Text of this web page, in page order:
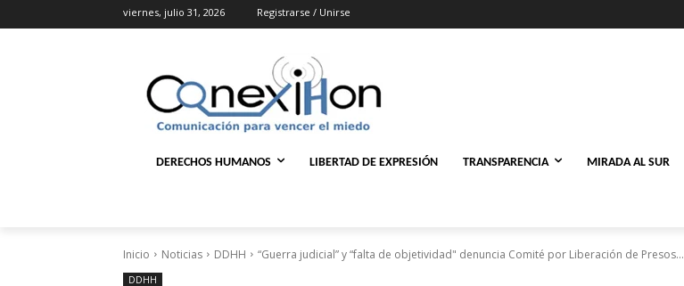
viernes, julio 31, 2026 Registrarse / Unirse
DERECHOS HUMANOS LIBERTAD DE EXPRESIÓN TRANSPARENCIA MIRADA AL SUR
Inicio Noticias DDHH “Guerra judicial” y “falta de objetividad" denuncia Comité por Liberación de Presos...
DDHH